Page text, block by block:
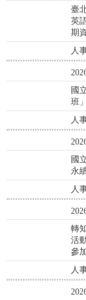
臺
英
期
人
國
班
人
國
永
人
轉
活
參
人